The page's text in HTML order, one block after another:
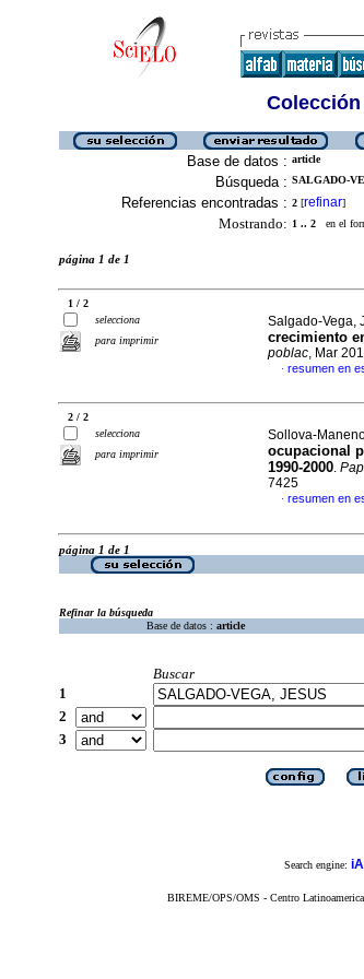
Base de datos : article
Búsqueda : SALGADO-
Referencias encontradas : 2 [refinar]
Mostrando: 1 .. 2 en el
página 1 de 1
1 / 2
selecciona
para imprimir
Salgado-Vega,
crecimiento
poblac, Mar
· resumen en
2 / 2
selecciona
para imprimir
Sollova-
ocupacional
1990-2000.
7425
· resumen en
página 1 de 1
Refinar la búsqueda
Base de datos : article
Buscar
1
2
3
Search engine:
BIREME/OPS/OMS - Centro